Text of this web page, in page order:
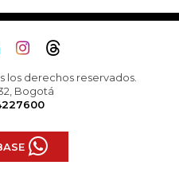
los derechos reservados.
Bogotá